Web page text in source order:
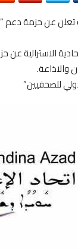
” 100 “مليون دولار للصحافة الاقليمية
والاذاعة.
للصحفيين”